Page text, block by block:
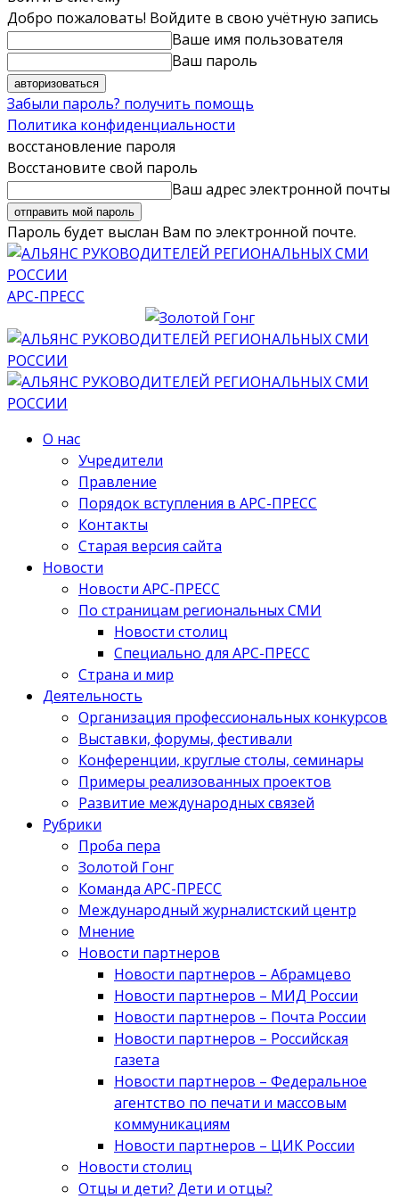
Добро пожаловать! Войдите в свою учётную запись
Ваше имя пользователя
Ваш пароль
Забыли пароль? получить помощь
Политика конфиденциальности
восстановление пароля
Восстановите свой пароль
Ваш адрес электронной почты
Пароль будет выслан Вам по электронной почте.
АРС-ПРЕСС
О нас
Учредители
Правление
Порядок вступления в АРС-ПРЕСС
Контакты
Старая версия сайта
Новости
Новости АРС-ПРЕСС
По страницам региональных СМИ
Новости столиц
Специально для АРС-ПРЕСС
Страна и мир
Деятельность
Организация профессиональных конкурсов
Выставки, форумы, фестивали
Конференции, круглые столы, семинары
Примеры реализованных проектов
Развитие международных связей
Рубрики
Проба пера
Золотой Гонг
Команда АРС-ПРЕСС
Международный журналистский центр
Мнение
Новости партнеров
Новости партнеров – Абрамцево
Новости партнеров – МИД России
Новости партнеров – Почта России
Новости партнеров – Российская
газета
Новости партнеров – Федеральное
агентство по печати и массовым
коммуникациям
Новости партнеров – ЦИК России
Новости столиц
Отцы и дети? Дети и отцы?